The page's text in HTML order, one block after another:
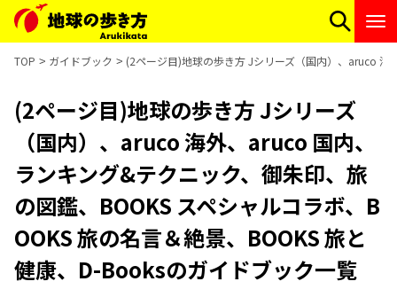
TOP ガイドブック (2ページ目)地球の歩き方 Jシリーズ（国内）、aruco
(2ページ目)地球の歩き方 Jシリーズ
（国内）、aruco 海外、aruco 国内、
ランキング&テクニック、御朱印、旅
の図鑑、BOOKS スペシャルコラボ、B
OOKS 旅の名言＆絶景、BOOKS 旅と
健康、D-Booksのガイドブック一覧